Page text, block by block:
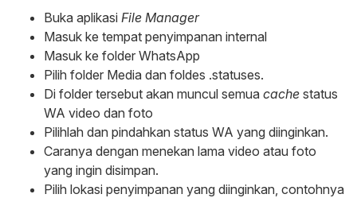
Buka aplikasi File Manager
Masuk ke tempat penyimpanan internal
Masuk ke folder WhatsApp
Pilih folder Media dan foldes .statuses.
Di folder tersebut akan muncul semua cache status
WA video dan foto
Pilihlah dan pindahkan status WA yang diinginkan.
Caranya dengan menekan lama video atau foto
yang ingin disimpan.
Pilih lokasi penyimpanan yang diinginkan, contohnya